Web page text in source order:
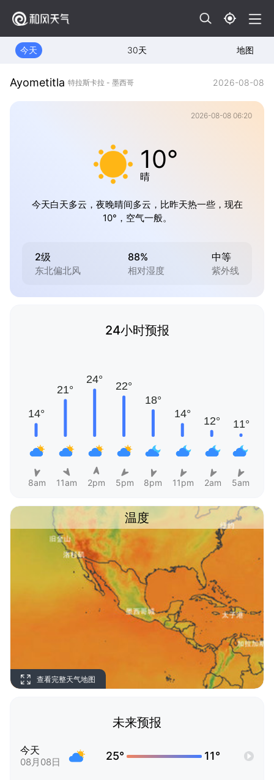
今天 30天 地图
Ayometitla 特拉斯卡拉 - 墨西哥 2026-08-08
2026-08-08 06:20
10°
晴
今天白天多云，夜晚晴间多云，比昨天热一些，现在
10°，空气一般。
2级
东北偏北风
88%
相对湿度
中等
紫外线
24小时预报
8am 11am 2pm 5pm 8pm 11pm 2am 5am
温度
查看完整天气地图
未来预报
今天
08月08日 25° 11°